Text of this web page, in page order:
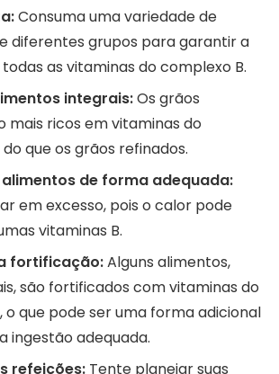
Consuma uma variedade de
diferentes grupos para garantir a
as vitaminas do complexo B.
integrais:Os grãos
mais ricos em vitaminas do
que os grãos refinados.
alimentos de forma adequada:
em excesso, pois o calor pode
vitaminas B.
fortificação:Alguns alimentos,
são fortificados com vitaminas do
o que pode ser uma forma adicional
ingestão adequada.
refeições: Tente planejar suas